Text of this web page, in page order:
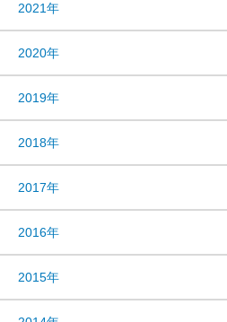
2021年
2020年
2019年
2018年
2017年
2016年
2015年